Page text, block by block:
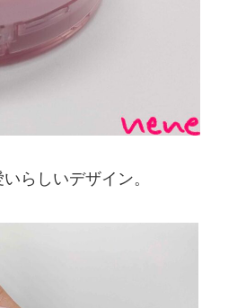
らしいデザイン。